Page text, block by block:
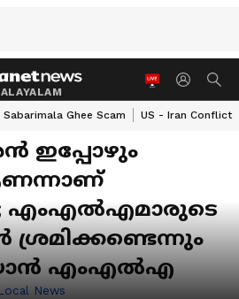
Sabarimala Ghee Scam US - Iran Conflict
ഇപ്പോഴും
എംഎൽഎമാരുടെ
ശ്രമിക്കണ്ടെന്നും
എംഎൽഎ
News